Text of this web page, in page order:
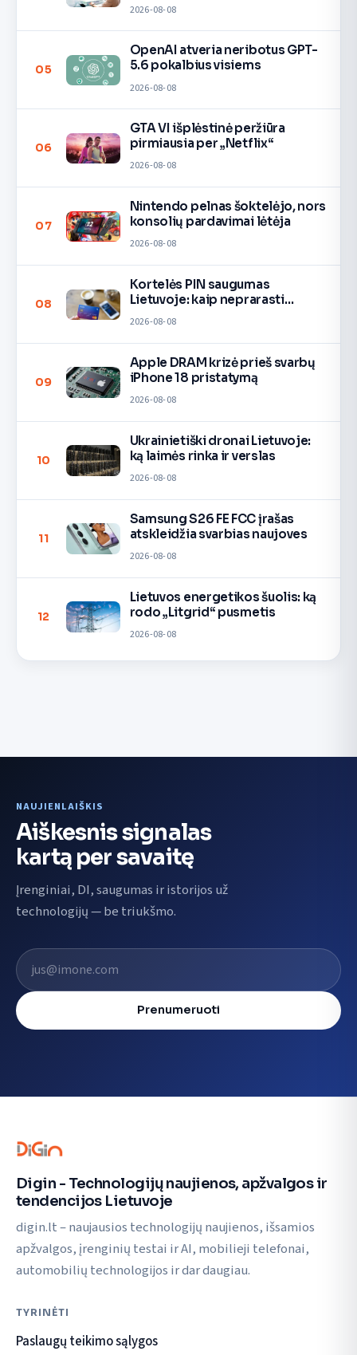
2026-08-08
05
OpenAI atveria neribotus GPT-
5.6 pokalbius visiems
2026-08-08
06
GTA VI išplėstinė peržiūra
pirmiausia per „Netflix“
2026-08-08
07
Nintendo pelnas šoktelėjo, nors
konsolių pardavimai lėtėja
2026-08-08
08
Kortelės PIN saugumas
Lietuvoje: kaip neprarasti
2026-08-08
09
Apple DRAM krizė prieš svarbų
iPhone 18 pristatymą
2026-08-08
10
Ukrainietiški dronai Lietuvoje:
ką laimės rinka ir verslas
2026-08-08
11
Samsung S26 FE FCC įrašas
atskleidžia svarbias naujoves
2026-08-08
12
Lietuvos energetikos šuolis: ką
rodo „Litgrid“ pusmetis
2026-08-08
NAUJIENLAIŠKIS
Aiškesnis signalas
kartą per savaitę
Įrenginiai, DI, saugumas ir istorijos už
technologijų — be triukšmo.
El. pašto adresas
Prenumeruoti
Digin - Technologijų naujienos, apžvalgos ir
tendencijos Lietuvoje
digin.lt – naujausios technologijų naujienos, išsamios
apžvalgos, įrenginių testai ir AI, mobilieji telefonai,
automobilių technologijos ir dar daugiau.
TYRINĖTI
Paslaugų teikimo sąlygos